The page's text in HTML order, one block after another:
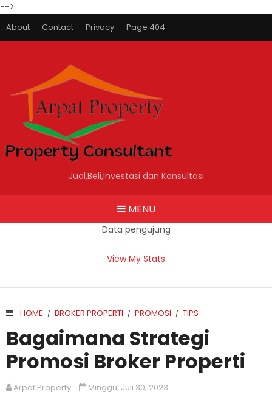
-->
About Contact Privacy Page 404
Jual,Beli,Investasi dan Konsultasi
MENU
Data pengujung
View My Stats
HOME / BROKER PROPERTI / PROMOSI / TIPS
Bagaimana Strategi
Promosi Broker Properti
Arpat Property Minggu, Juli 30, 2023